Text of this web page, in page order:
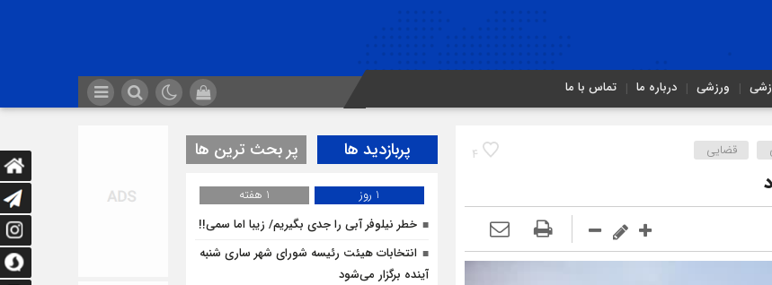
ورزشی درباره ما تماس با ما
4 قضایی پربازدید ها پر بحث ترین ها
1 روز
1 هفته
خطر نیلوفر آبی را جدی بگیریم/ زیبا اما سمی!!
انتخابات هیئت رئیسه شورای شهر ساری شنبه
آینده برگزار می‌شود